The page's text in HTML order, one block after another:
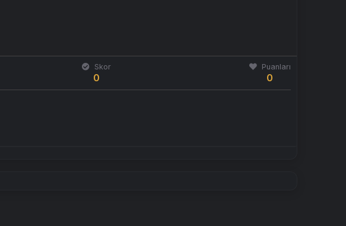
Skor
0
Puanları
0